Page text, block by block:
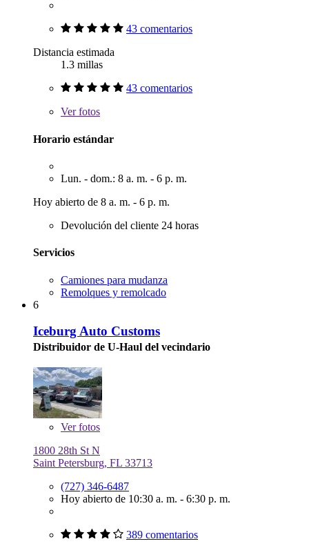
43 comentarios
Distancia estimada
1.3 millas
43 comentarios
Verfotos
Horario estándar
Lun. - dom.: 8 a. m. - 6 p. m.
Hoy abierto de 8 a. m. - 6 p. m.
Devolución del cliente 24 horas
Servicios
Camiones para mudanza
Remolques y remolcado
6
Iceburg Auto Customs
Distribuidor de U-Haul del vecindario
Verfotos
1800 28th St N
Saint Petersburg, FL 33713
(727) 346-6487
Hoy abierto de 10:30 a. m. - 6:30 p. m.
389 comentarios